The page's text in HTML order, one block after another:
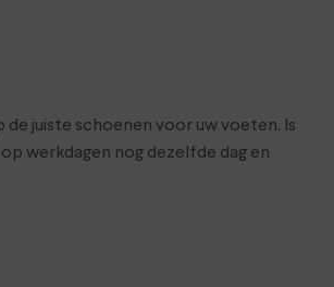
juiste schoenen voor uw voeten. Is
werkdagen nog dezelfde dag en